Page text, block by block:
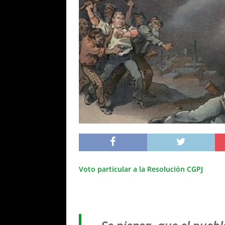
Voto particular a la Resolución CGPJ